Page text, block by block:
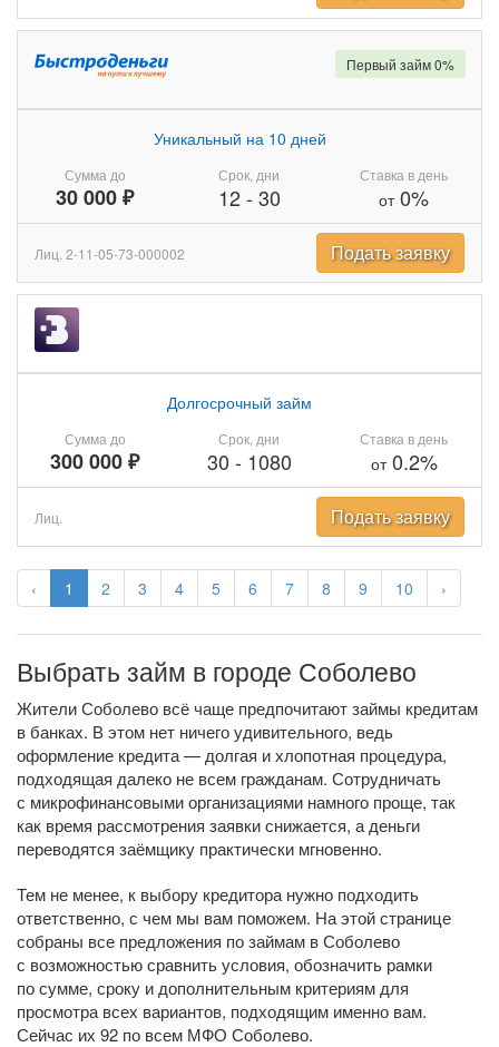
‹ 1 2 3 4 5 6 7 8 9 10 ›
Сумма до
30 000 ₽
Уникальный на 10 дней
Срок, дни
12- 30
Ставка в день
от0%
Первый займ 0%
Лиц. 2-11-05-73-000002 Подать заявку
Сумма до
300 000 ₽
Долгосрочный займ
Срок, дни
30 - 1080
Ставка в день
от0.2%
Лиц. Подать заявку
Выбрать займ в городе Соболево
Жители Соболево всё чаще предпочитают займы кредитам
в банках. В этом нет ничего удивительного, ведь
оформление кредита — долгая и хлопотная процедура,
подходящая далеко не всем гражданам. Сотрудничать
с микрофинансовыми организациями намного проще, так
как время рассмотрения заявки снижается, а деньги
переводятся заёмщику практически мгновенно.
Тем не менее, к выбору кредитора нужно подходить
ответственно, с чем мы вам поможем. На этой странице
собраны все предложения по займам в Соболево
с возможностью сравнить условия, обозначить рамки
по сумме, сроку и дополнительным критериям для
просмотра всех вариантов, подходящим именно вам.
Сейчас их 92 по всем МФО Соболево.